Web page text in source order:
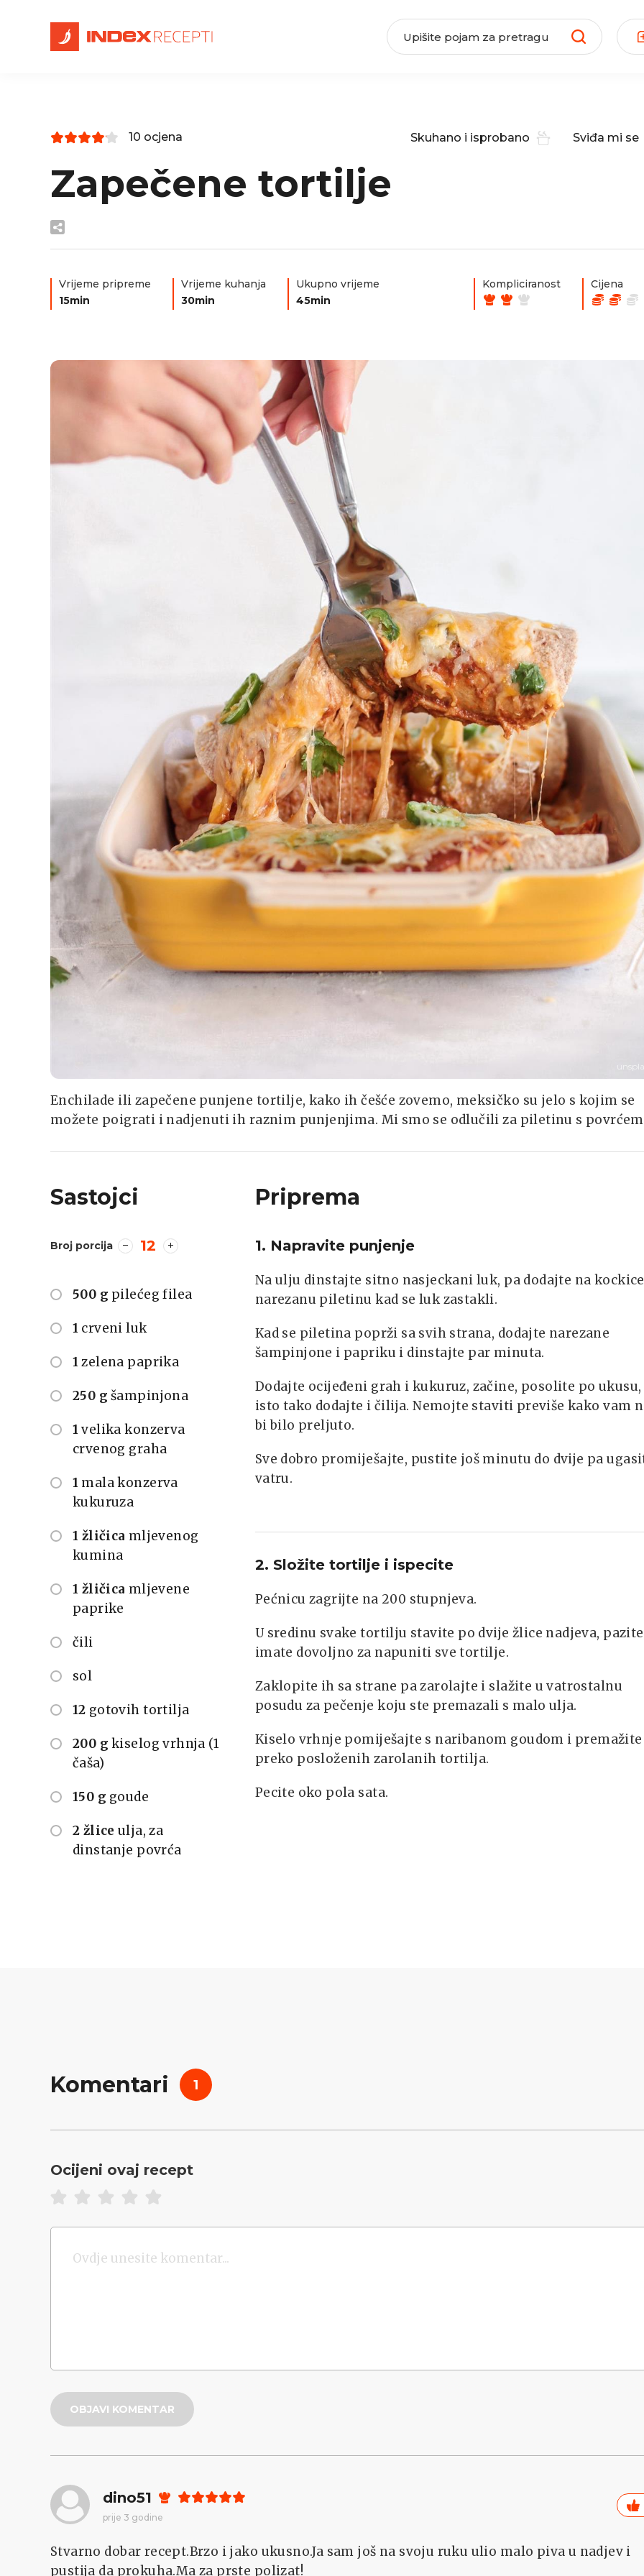
10 ocjena Skuhano i isprobano Sviđa mi se
Zapečene tortilje
Vrijeme pripreme
15min
Vrijeme kuhanja
30min
Ukupno vrijeme
45min
Kompliciranost Cijena
Enchilade ili zapečene punjene tortilje, kako ih češće zovemo, meksičko su jelo s kojim se
možete poigrati i nadjenuti ih raznim punjenjima. Mi smo se odlučili za piletinu s
Sastojci
Broj porcija 12
500 g pilećeg filea
1 crveni luk
1 zelena paprika
250 g šampinjona
1 velika konzerva
crvenog graha
1 mala konzerva
kukuruza
1 žličica mljevenog
kumina
1 žličica mljevene
paprike
čili
sol
12 gotovih tortilja
200 g kiselog vrhnja (1
čaša)
150 g goude
2 žlice ulja, za
dinstanje povrća
Priprema
1. Napravite punjenje
Na ulju dinstajte sitno nasjeckani luk, pa dodajte na kockice
narezanu piletinu kad se luk zastakli.
Kad se piletina poprži sa svih strana, dodajte narezane
šampinjone i papriku i dinstajte par minuta.
Dodajte ocijeđeni grah i kukuruz, začine, posolite po ukusu,
isto tako dodajte i čilija. Nemojte staviti previše kako vam
bi bilo preljuto.
Sve dobro promiješajte, pustite još minutu do dvije pa
vatru.
2. Složite tortilje i ispecite
Pećnicu zagrijte na 200 stupnjeva.
U sredinu svake tortilju stavite po dvije žlice nadjeva,
imate dovoljno za napuniti sve tortilje.
Zaklopite ih sa strane pa zarolajte i slažite u vatrostalnu
posudu za pečenje koju ste premazali s malo ulja.
Kiselo vrhnje pomiješajte s naribanom goudom i premažite
preko posloženih zarolanih tortilja.
Pecite oko pola sata.
Komentari 1
Ocijeni ovaj recept
OBJAVI KOMENTAR
dino51
prije 3 godine
Stvarno dobar recept.Brzo i jako ukusno.Ja sam još na svoju ruku ulio malo piva u nadjev i
pustija da prokuha.Ma za prste polizat!